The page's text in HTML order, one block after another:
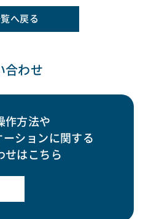
へ戻る
合わせ
作方法や
ションに関する
せはこちら